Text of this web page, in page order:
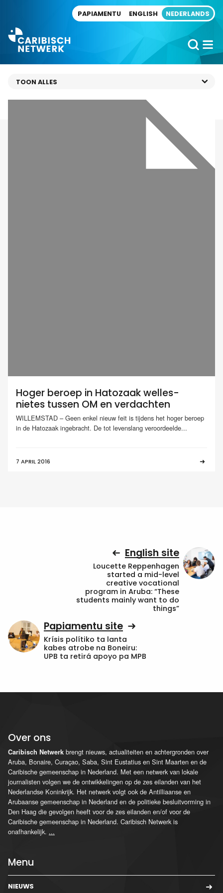
PAPIAMENTU ENGLISH NEDERLANDS
Hoger beroep in Hatozaak welles-
nietes tussen OM en verdachten
WILLEMSTAD – Geen enkel nieuw feit is tijdens het hoger beroep
in de Hatozaak ingebracht. De tot levenslang veroordeelde...
7 APRIL 2016
English site
Loucette Reppenhagen
started a mid-level
creative vocational
program in Aruba: “These
students mainly want to do
things”
Papiamentu site
Krísis polítiko ta lanta
kabes atrobe na Boneiru:
UPB ta retirá apoyo pa MPB
Over ons
Caribisch Netwerk brengt nieuws, actualiteiten en achtergronden over
Aruba, Bonaire, Curaçao, Saba, Sint Eustatius en Sint Maarten en de
Caribische gemeenschap in Nederland. Met een netwerk van lokale
journalisten volgen we de ontwikkelingen op de zes eilanden van het
Nederlandse Koninkrijk. Het netwerk volgt ook de Antilliaanse en
Arubaanse gemeenschap in Nederland en de politieke besluitvorming in
Den Haag die gevolgen heeft voor de zes eilanden en/of voor de
Caribische gemeenschap in Nederland. Caribisch Netwerk is
onafhankelijk. ...
Menu
NIEUWS